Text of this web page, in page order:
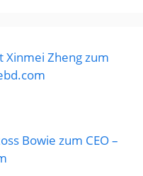
Xinmei Zheng zum
Bowie zum CEO –